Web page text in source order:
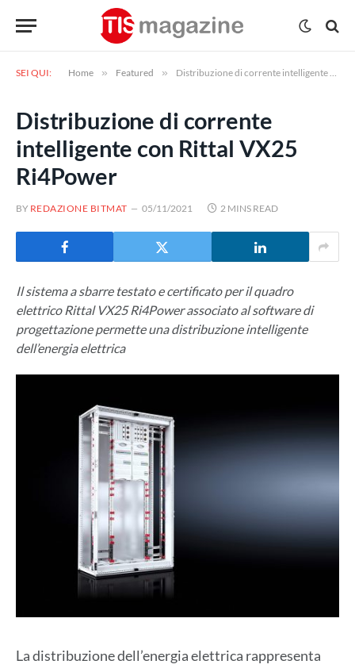
SEI QUI: Home » Featured » Distribuzione di corrente intelligente con Rittal VX25 Ri4Power
Distribuzione di corrente
intelligente con Rittal VX25
Ri4Power
BY REDAZIONE BITMAT 05/11/2021 2 MINS READ
Il sistema a sbarre testato e certificato per il quadro
elettrico Rittal VX25 Ri4Power associato al software di
progettazione permette una distribuzione intelligente
dell’energia elettrica
La distribuzione dell’energia elettrica rappresenta